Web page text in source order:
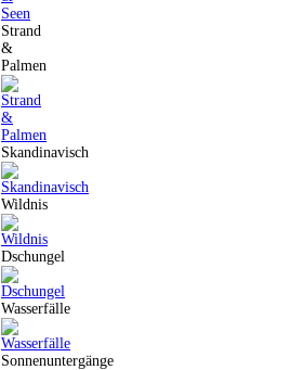
Strand
&
Palmen
Skandinavisch
Wildnis
Dschungel
Wasserfälle
Sonnenuntergänge